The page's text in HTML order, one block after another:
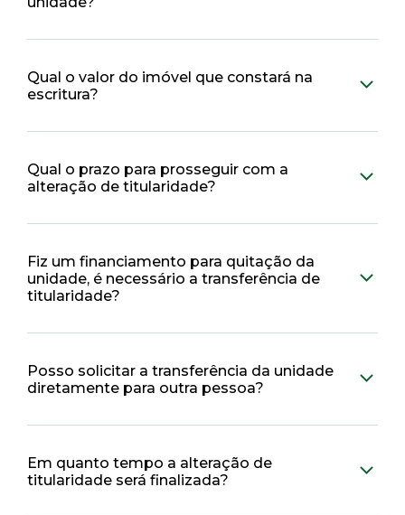
Qual o valor do imóvel que constará na
escritura?
Qual o prazo para prosseguir com a
alteração de titularidade?
Fiz um financiamento para quitação da
unidade, é necessário a transferência de
titularidade?
Posso solicitar a transferência da unidade
diretamente para outra pessoa?
Em quanto tempo a alteração de
titularidade será finalizada?